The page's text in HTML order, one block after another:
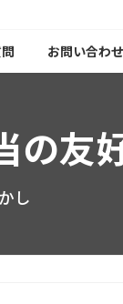
お問い合わせ
の友
し